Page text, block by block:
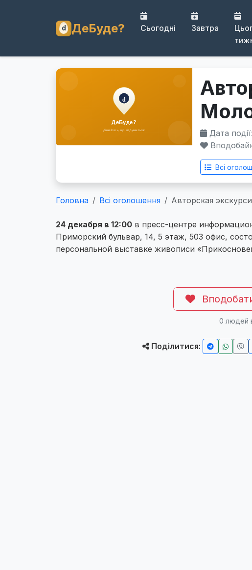
ДеБуде? Сьогодні Завтра
Дата
Всі
Головна Всі оголошення Авторская
24 декабря в 12:00 в пресс-центре
Приморский бульвар, 14, 5 этаж, 503 офис,
персональной выставке живописи
0 людей
Поділитися: